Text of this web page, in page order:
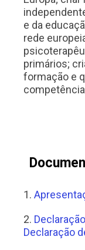
e da
rede
primários;
formação e
1.
2.
Declaração